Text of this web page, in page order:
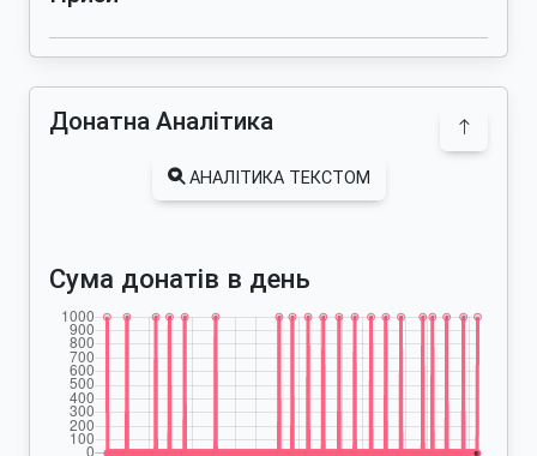
Донатна Аналітика
АНАЛІТИКА ТЕКСТОМ
Сума донатів в день